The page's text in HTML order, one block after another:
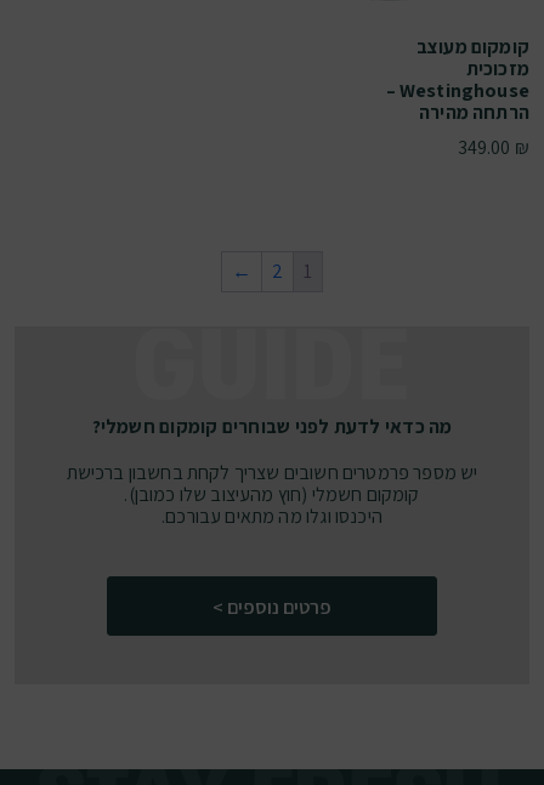
קומקום מעוצב
מזכוכית
Westinghouse –
הרתחה מהירה
349.00 ₪
1
2
←
מה כדאי לדעת לפני שבוחרים קומקום חשמלי?
יש מספר פרמטרים חשובים שצריך לקחת בחשבון ברכישת
קומקום חשמלי (חוץ מהעיצוב שלו כמובן).
היכנסו וגלו מה מתאים עבורכם.
פרטים נוספים >